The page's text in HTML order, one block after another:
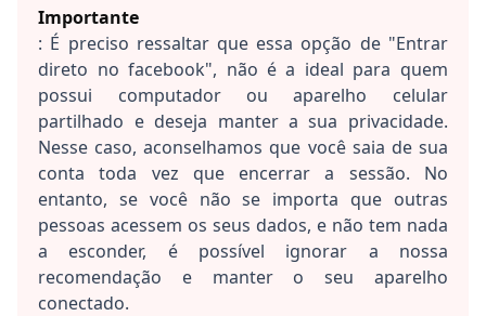
Importante
: É preciso ressaltar que essa opção de "Entrar
direto no facebook", não é a ideal para quem
possui computador ou aparelho celular
partilhado e deseja manter a sua privacidade.
Nesse caso, aconselhamos que você saia de sua
conta toda vez que encerrar a sessão. No
entanto, se você não se importa que outras
pessoas acessem os seus dados, e não tem nada
a esconder, é possível ignorar a nossa
recomendação e manter o seu aparelho
conectado.